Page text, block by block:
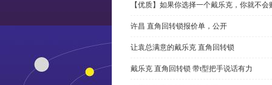
【优质】如果你选择一个戴乐克，你就不
许昌 直角回转锁报价单，公开
让袁总满意的戴乐克 直角回转锁
戴乐克 直角回转锁 带t型把手说话有力